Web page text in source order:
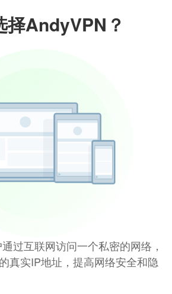
择AndyVPN？
过互联网访问一个私密的网络，
真实IP地址，提高网络安全和隐